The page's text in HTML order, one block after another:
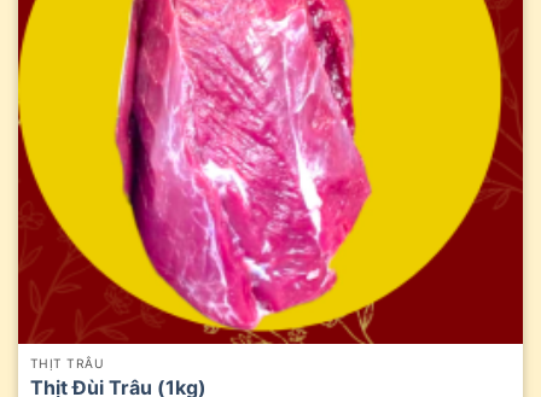
THỊT TRÂU
Thịt Đùi Trâu (1kg)